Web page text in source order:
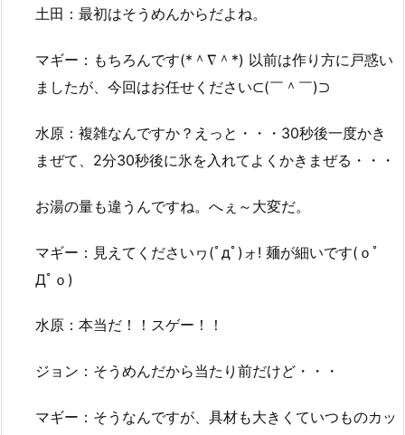
土田：最初はそうめんからだよね。
マギー：もちろんです(*＾∇＾*) 以前は作り方に戸惑い
ましたが、今回はお任せください⊂(￣＾￣)⊃
水原：複雑なんですか？えっと・・・30秒後一度かき
まぜて、2分30秒後に氷を入れてよくかきまぜる・・・
お湯の量も違うんですね。へぇ～大変だ。
マギー：見えてくださいヮ(ﾟдﾟ)ォ! 麺が細いです(ｏﾟ
Дﾟｏ)
水原：本当だ！！スゲー！！
ジョン：そうめんだから当たり前だけど・・・
マギー：そうなんですが、具材も大きくていつものカッ